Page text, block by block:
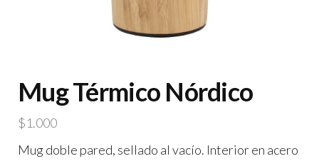
Mug Térmico Nórdico
$1.000
Mug doble pared, sellado al vacío. Interior en acero